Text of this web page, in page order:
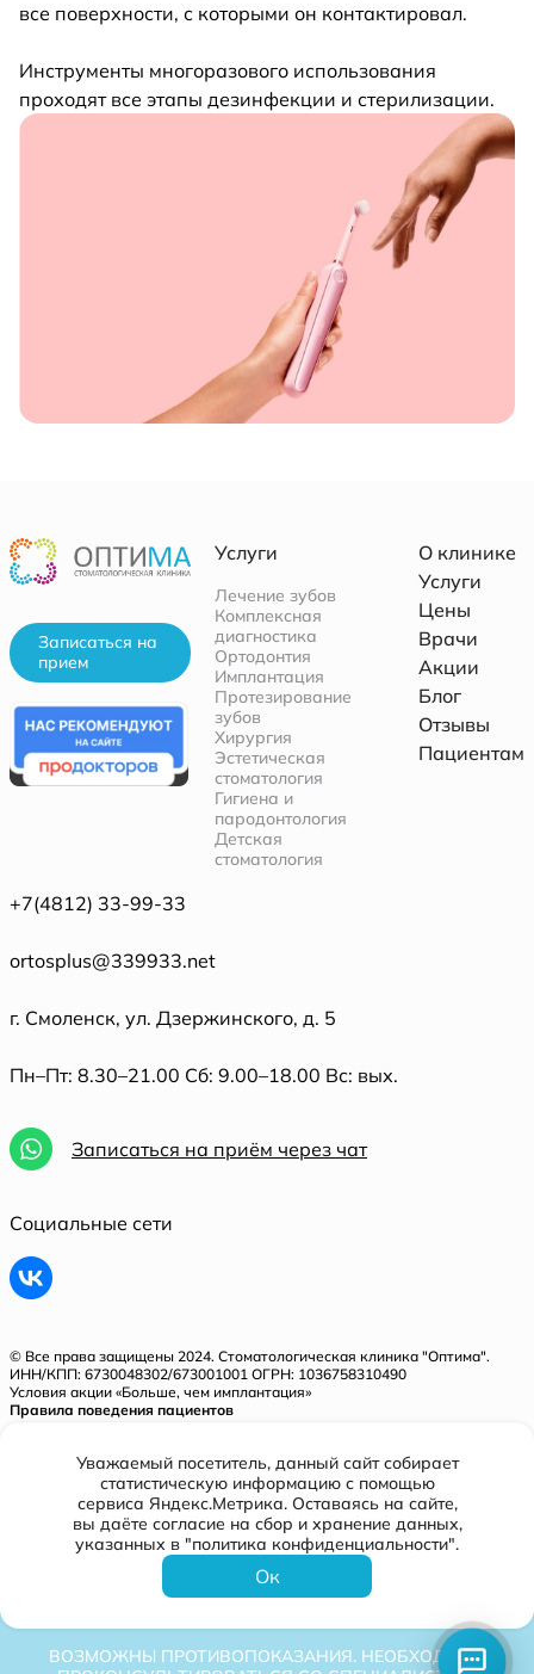
все поверхности, с которыми он контактировал.
Инструменты многоразового использования
проходят все этапы дезинфекции и стерилизации.
Записаться на
прием
Услуги
Лечение зубов
Комплексная
диагностика
Ортодонтия
Имплантация
Протезирование
зубов
Хирургия
Эстетическая
стоматология
Гигиена и
пародонтология
Детская
стоматология
О клинике
Услуги
Цены
Врачи
Акции
Блог
Отзывы
Пациентам
+7(4812) 33-99-33
ortosplus@339933.net
г. Смоленск, ул. Дзержинского, д. 5
Пн–Пт: 8.30–21.00 Сб: 9.00–18.00 Вс: вых.
Записаться на приём через чат
Социальные сети
© Все права защищены 2024. Стоматологическая клиника "Оптима".
ИНН/КПП: 6730048302/673001001 ОГРН: 1036758310490
Условия акции «Больше, чем имплантация»
Правила поведения пациентов
Лицензия № Л041-01128-67/00321843 от 31.05.2018 г.
Разработано
ВОЗМОЖНЫ ПРОТИВОПОКАЗАНИЯ. НЕОБХОДИМО
Уважаемый посетитель, данный сайт собирает
статистическую информацию с помощью
сервиса Яндекс.Метрика. Оставаясь на сайте,
вы даёте согласие на сбор и хранение данных,
указанных в "политика конфиденциальности".
Ок